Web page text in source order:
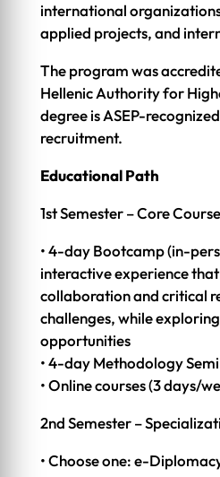
international
applied projects, and
The program was
Hellenic Authority for
degree is ASEP-
recruitment.
Educational Path
1st Semester – Core
• 4-day Bootcamp (in-
interactive experience
collaboration and critical
challenges, while
opportunities
• 4-day Methodology
• Online courses (3 days/
2nd Semester –
• Choose one: e-